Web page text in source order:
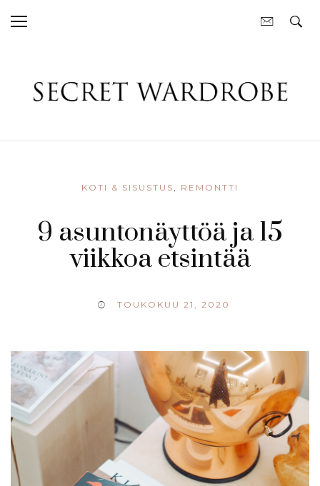
KOTI & SISUSTUS REMONTTI
9 asuntonäyttöä ja 15
viikkoa etsintää
TOUKOKUU 21, 2020